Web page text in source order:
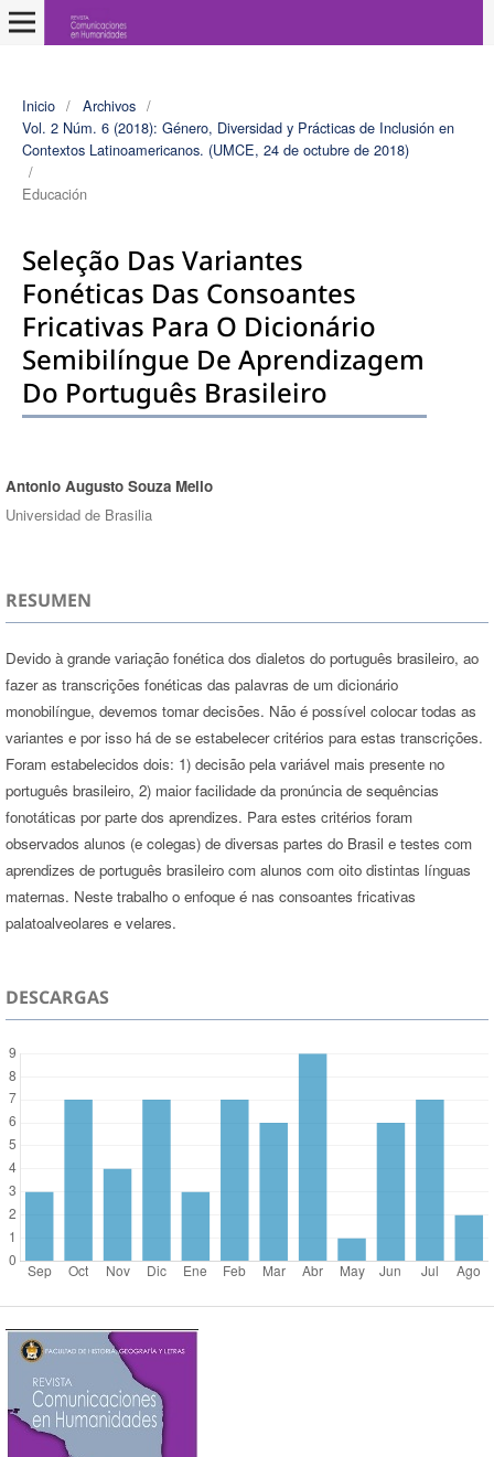
Inicio / Archivos /
Vol. 2 Núm. 6 (2018): Género, Diversidad y Prácticas de Inclusión en
Contextos Latinoamericanos. (UMCE, 24 de octubre de 2018)
/
Educación
Seleção Das Variantes
Fonéticas Das Consoantes
Fricativas Para O Dicionário
Semibilíngue De Aprendizagem
Do Português Brasileiro
Autores/as
Antonio Augusto Souza Mello
Universidad de Brasilia
RESUMEN
Devido à grande variação fonética dos dialetos do português brasileiro, ao
fazer as transcrições fonéticas das palavras de um dicionário
monobilíngue, devemos tomar decisões. Não é possível colocar todas as
variantes e por isso há de se estabelecer critérios para estas transcrições.
Foram estabelecidos dois: 1) decisão pela variável mais presente no
português brasileiro, 2) maior facilidade da pronúncia de sequências
fonotáticas por parte dos aprendizes. Para estes critérios foram
observados alunos (e colegas) de diversas partes do Brasil e testes com
aprendizes de português brasileiro com alunos com oito distintas línguas
maternas. Neste trabalho o enfoque é nas consoantes fricativas
palatoalveolares e velares.
DESCARGAS